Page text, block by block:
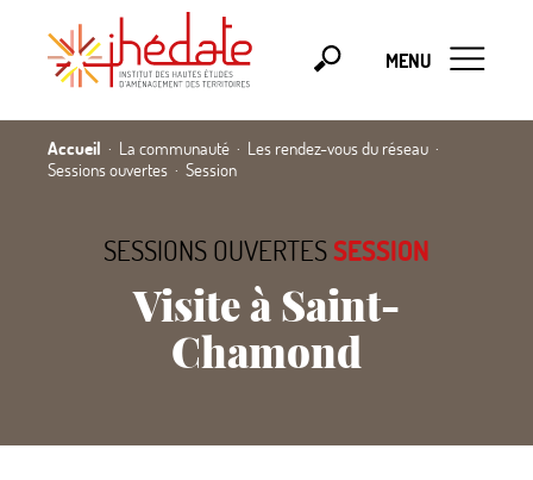
MENU
Accueil La communauté
Les rendez-vous du réseau
Sessions ouvertes
Session
SESSIONS OUVERTESSESSION
Visite à Saint-
Chamond